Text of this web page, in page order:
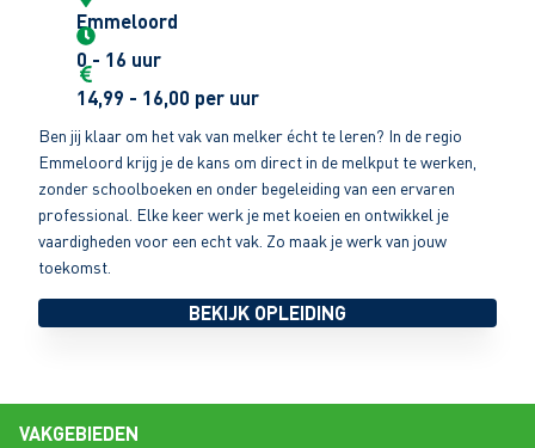
Emmeloord
0 - 16 uur
14,99 - 16,00 per uur
Ben jij klaar om het vak van melker écht te leren? In de regio
Emmeloord krijg je de kans om direct in de melkput te werken,
zonder schoolboeken en onder begeleiding van een ervaren
professional. Elke keer werk je met koeien en ontwikkel je
vaardigheden voor een echt vak. Zo maak je werk van jouw
toekomst.
BEKIJK OPLEIDING
VAKGEBIEDEN